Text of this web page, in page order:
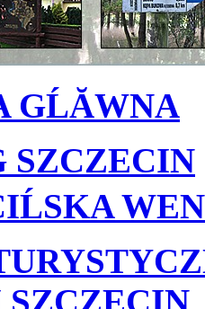
SZCZECIN